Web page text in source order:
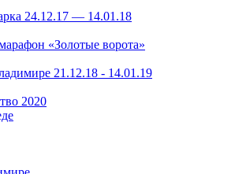
24.12.17 — 14.01.18
«Золотые ворота»
21.12.18 - 14.01.19
2020